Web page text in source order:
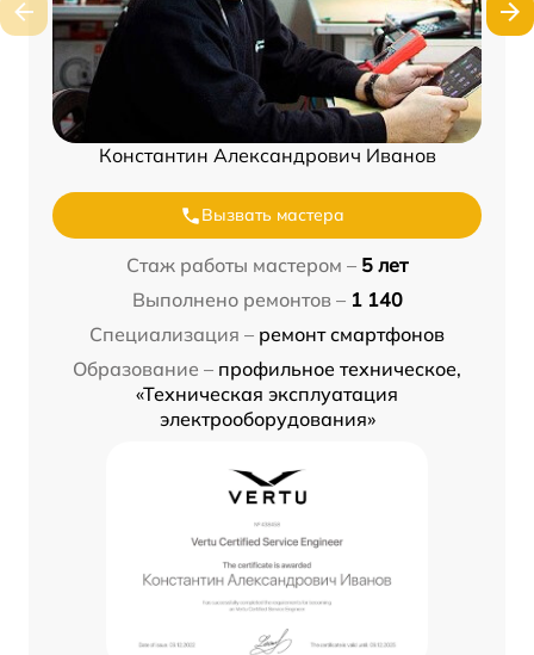
Константин Александрович Иванов
Вызвать мастера
Стаж работы мастером – 5 лет
Выполнено ремонтов – 1 140
Специализация – ремонт смартфонов
Образование – профильное техническое,
«Техническая эксплуатация
электрооборудования»